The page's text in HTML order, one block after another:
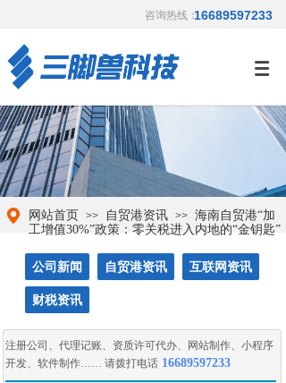
咨询热线：16689597233
网站首页 >> 自贸港资讯 >> 海南自贸港“加
工增值30%”政策：零关税进入内地的“金钥匙”
公司新闻 自贸港资讯 互联网资讯
财税资讯
注册公司 、 代理记账、 资质许可代办、 网站制作、 小程序
开发、 软件制作…… 请拨打电话 16689597233